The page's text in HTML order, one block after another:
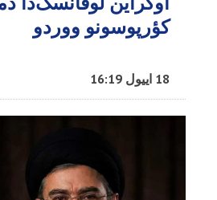
کؤرپوسونو ووردو
18 اییول 16:19